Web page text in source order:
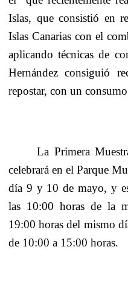
Islas, que consistió en
Islas Canarias con el
aplicando técnicas de
Hernández consiguió
repostar, con un
La Primera
celebrará en el Parque
día 9 y 10 de mayo, y
las 10:00 horas de la
19:00 horas del mismo
de 10:00 a 15:00 horas.